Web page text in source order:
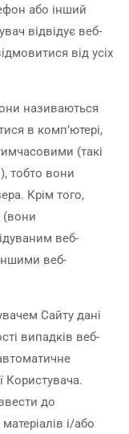
або інший
відвідує веб-
від усіх
називаються
в комп’ютері,
(такі
тобто вони
Крім того,
(вони
веб-
веб-
Сайту дані
випадків веб-
Користувача.
до
і/або